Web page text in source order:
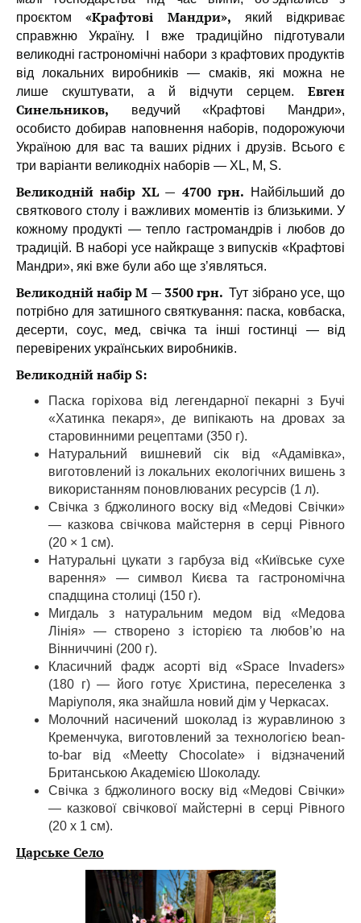
проєктом
«Крафтові Мандри», який відкриває
справжню Україну. І вже традиційно підготували
великодні гастрономічні набори з крафтових продуктів
від локальних виробників — смаків, які можна не
лише скуштувати, а й відчути серцем. Евген
Синельников, ведучий «Крафтові Мандри»,
особисто добирав наповнення наборів, подорожуючи
Україною для вас та ваших рідних і друзів. Всього є
три варіанти великодніх наборів — XL, M, S.
Великодній набір XL — 4700 грн. Найбільший до
святкового столу і важливих моментів із близькими. У
кожному продукті — тепло гастромандрів і любов до
традицій. В наборі усе найкраще з випусків «Крафтові
Мандри», які вже були або ще з’являться.
Великодній набір M — 3500 грн. Тут зібрано усе, що
потрібно для затишного святкування: паска, ковбаска,
десерти, соус, мед, свічка та інші гостинці — від
перевірених українських виробників.
Великодній набір S:
Паска горіхова від легендарної пекарні з Бучі
«Хатинка пекаря», де випікають на дровах за
старовинними рецептами (350 г).
Натуральний вишневий сік від «Адамівка»,
виготовлений із локальних екологічних вишень з
використанням поновлюваних ресурсів (1 л).
Свічка з бджолиного воску від «Медові Свічки»
— казкова свічкова майстерня в серці Рівного
(20 × 1 см).
Натуральні цукати з гарбуза від «Київське сухе
варення» — символ Києва та гастрономічна
спадщина столиці (150 г).
Мигдаль з натуральним медом від «Медова
Лінія» — створено з історією та любов’ю на
Вінниччині (200 г).
Класичний фадж асорті від «Space Invaders»
(180 г) — його готує Христина, переселенка з
Маріуполя, яка знайшла новий дім у Черкасах.
Молочний насичений шоколад із журавлиною з
Кременчука, виготовлений за технологією bean-
to-bar від «Meetty Chocolate» і відзначений
Британською Академією Шоколаду.
Свічка з бджолиного воску від «Медові Свічки»
— казкової свічкової майстерні в серці Рівного
(20 х 1 см).
Царське Село